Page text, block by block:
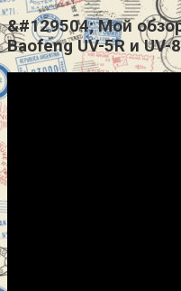
&#129504; Мой
Baofeng UV-5R и UV-